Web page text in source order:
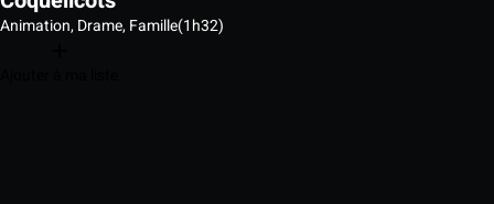
Animation, Drame, Famille(1h32)